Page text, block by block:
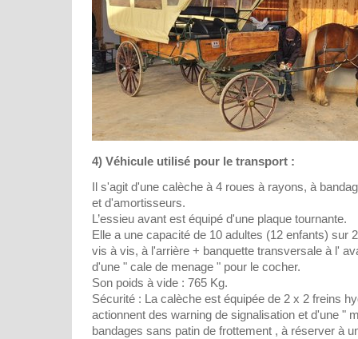
4) Véhicule utilisé pour le transport :
Il s'agit d'une calèche à 4 roues à rayons, à
et d'amortisseurs.
L’essieu avant est équipé d'une plaque tournante.
Elle a une capacité de 10 adultes (12 enfants) sur
vis à vis, à l'arrière + banquette transversale à l'
d'une " cale de menage " pour le cocher.
Son poids à vide : 765 Kg.
Sécurité : La calèche est équipée de 2 x 2 freins
actionnent des warning de signalisation et d'une "
bandages sans patin de frottement , à réserver à